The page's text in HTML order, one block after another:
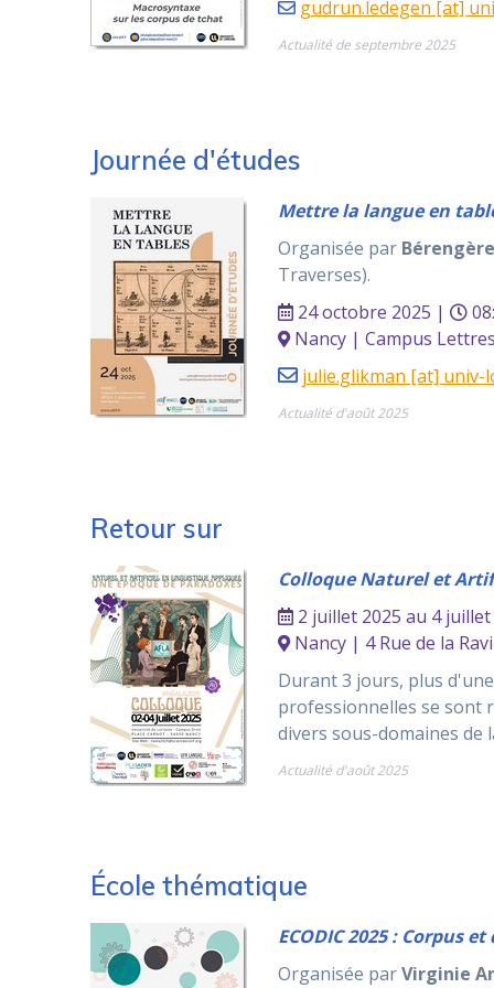
gudrun.ledegen [at]
Actualité de septembre 2025
Journée d'études
Mettre la langue en
Organisée par
Traverses).
24 octobre 2025 |
Nancy | Campus
julie.glikman [at] univ-
Actualité d'août 2025
Retour sur
Colloque Naturel et
2 juillet 2025 au 4
Nancy | 4 Rue de la
Durant 3 jours, plus
professionnelles se sont
divers sous-domaines de
Actualité d'août 2025
École thématique
ECODIC 2025 : Corpus
Organisée parVirginie